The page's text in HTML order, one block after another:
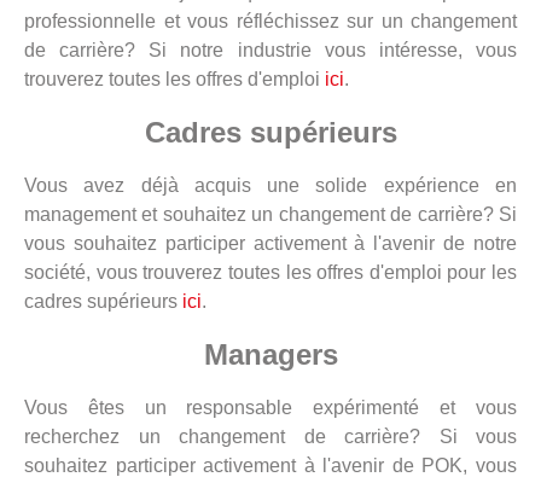
professionnelle et vous réfléchissez sur un changement
de carrière? Si notre industrie vous intéresse, vous
trouverez toutes les offres d'emploi ici.
Cadres supérieurs
Vous avez déjà acquis une solide expérience en
management et souhaitez un changement de carrière? Si
vous souhaitez participer activement à l'avenir de notre
société, vous trouverez toutes les offres d'emploi pour les
cadres supérieurs ici.
Managers
Vous êtes un responsable expérimenté et vous
recherchez un changement de carrière? Si vous
souhaitez participer activement à l'avenir de POK, vous